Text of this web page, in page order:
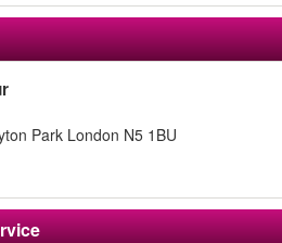
Park London N5 1BU